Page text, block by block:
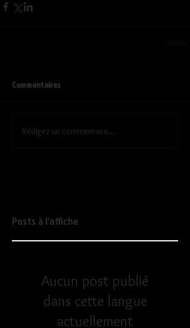
Commentaires
Rédigez un commentaire...
Posts à l'affiche
Aucun post publié
dans cette langue
actuellement